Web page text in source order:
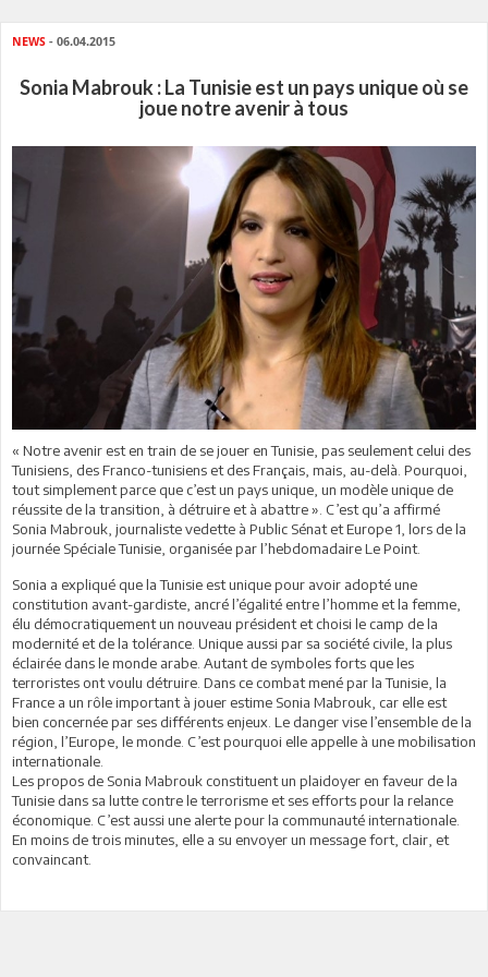
NEWS - 06.04.2015
Sonia Mabrouk : La Tunisie est un pays unique où se
joue notre avenir à tous
« Notre avenir est en train de se jouer en Tunisie, pas seulement celui des
Tunisiens, des Franco-tunisiens et des Français, mais, au-delà. Pourquoi,
tout simplement parce que c’est un pays unique, un modèle unique de
réussite de la transition, à détruire et à abattre ». C’est qu’a affirmé
Sonia Mabrouk, journaliste vedette à Public Sénat et Europe 1, lors de la
journée Spéciale Tunisie, organisée par l’hebdomadaire Le Point.
Sonia a expliqué que la Tunisie est unique pour avoir adopté une
constitution avant-gardiste, ancré l’égalité entre l’homme et la femme,
élu démocratiquement un nouveau président et choisi le camp de la
modernité et de la tolérance. Unique aussi par sa société civile, la plus
éclairée dans le monde arabe. Autant de symboles forts que les
terroristes ont voulu détruire. Dans ce combat mené par la Tunisie, la
France a un rôle important à jouer estime Sonia Mabrouk, car elle est
bien concernée par ses différents enjeux. Le danger vise l’ensemble de la
région, l’Europe, le monde. C’est pourquoi elle appelle à une mobilisation
internationale.
Les propos de Sonia Mabrouk constituent un plaidoyer en faveur de la
Tunisie dans sa lutte contre le terrorisme et ses efforts pour la relance
économique. C’est aussi une alerte pour la communauté internationale.
En moins de trois minutes, elle a su envoyer un message fort, clair, et
convaincant.